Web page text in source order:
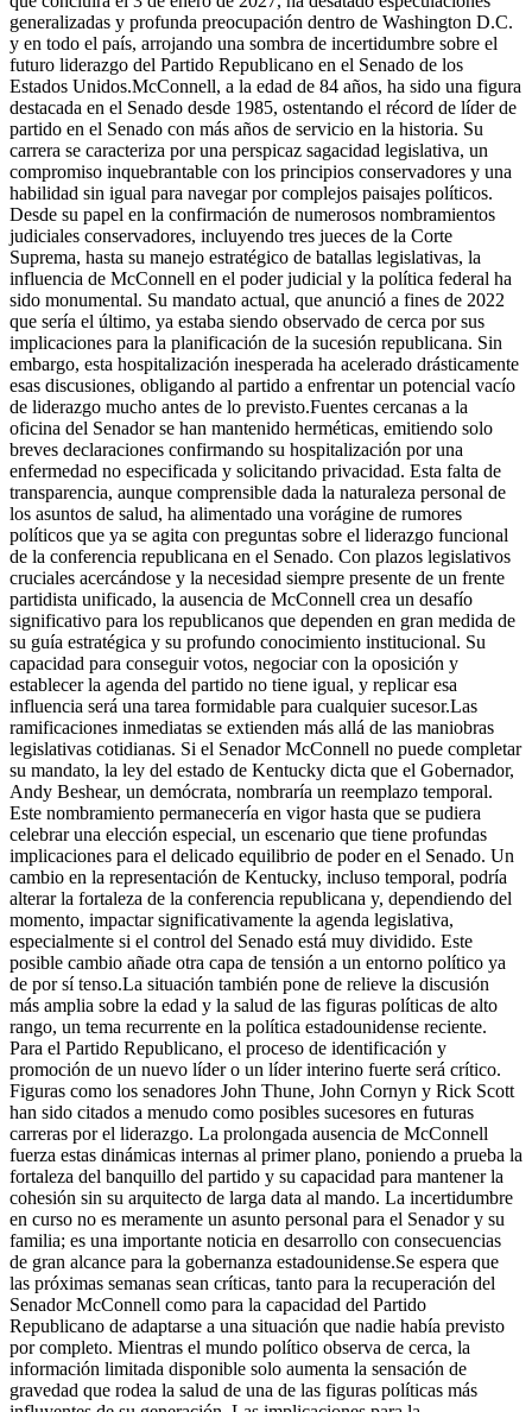
generalizadas y profunda preocupación dentro de Washington D.C.
y en todo el país, arrojando una sombra de incertidumbre sobre el
futuro liderazgo del Partido Republicano en el Senado de los
Estados Unidos.McConnell, a la edad de 84 años, ha sido una figura
destacada en el Senado desde 1985, ostentando el récord de líder de
partido en el Senado con más años de servicio en la historia. Su
carrera se caracteriza por una perspicaz sagacidad legislativa, un
compromiso inquebrantable con los principios conservadores y una
habilidad sin igual para navegar por complejos paisajes políticos.
Desde su papel en la confirmación de numerosos nombramientos
judiciales conservadores, incluyendo tres jueces de la Corte
Suprema, hasta su manejo estratégico de batallas legislativas, la
influencia de McConnell en el poder judicial y la política federal ha
sido monumental. Su mandato actual, que anunció a fines de 2022
que sería el último, ya estaba siendo observado de cerca por sus
implicaciones para la planificación de la sucesión republicana. Sin
embargo, esta hospitalización inesperada ha acelerado drásticamente
esas discusiones, obligando al partido a enfrentar un potencial vacío
de liderazgo mucho antes de lo previsto.Fuentes cercanas a la
oficina del Senador se han mantenido herméticas, emitiendo solo
breves declaraciones confirmando su hospitalización por una
enfermedad no especificada y solicitando privacidad. Esta falta de
transparencia, aunque comprensible dada la naturaleza personal de
los asuntos de salud, ha alimentado una vorágine de rumores
políticos que ya se agita con preguntas sobre el liderazgo funcional
de la conferencia republicana en el Senado. Con plazos legislativos
cruciales acercándose y la necesidad siempre presente de un frente
partidista unificado, la ausencia de McConnell crea un desafío
significativo para los republicanos que dependen en gran medida de
su guía estratégica y su profundo conocimiento institucional. Su
capacidad para conseguir votos, negociar con la oposición y
establecer la agenda del partido no tiene igual, y replicar esa
influencia será una tarea formidable para cualquier sucesor.Las
ramificaciones inmediatas se extienden más allá de las maniobras
legislativas cotidianas. Si el Senador McConnell no puede completar
su mandato, la ley del estado de Kentucky dicta que el Gobernador,
Andy Beshear, un demócrata, nombraría un reemplazo temporal.
Este nombramiento permanecería en vigor hasta que se pudiera
celebrar una elección especial, un escenario que tiene profundas
implicaciones para el delicado equilibrio de poder en el Senado. Un
cambio en la representación de Kentucky, incluso temporal, podría
alterar la fortaleza de la conferencia republicana y, dependiendo del
momento, impactar significativamente la agenda legislativa,
especialmente si el control del Senado está muy dividido. Este
posible cambio añade otra capa de tensión a un entorno político ya
de por sí tenso.La situación también pone de relieve la discusión
más amplia sobre la edad y la salud de las figuras políticas de alto
rango, un tema recurrente en la política estadounidense reciente.
Para el Partido Republicano, el proceso de identificación y
promoción de un nuevo líder o un líder interino fuerte será crítico.
Figuras como los senadores John Thune, John Cornyn y Rick Scott
han sido citados a menudo como posibles sucesores en futuras
carreras por el liderazgo. La prolongada ausencia de McConnell
fuerza estas dinámicas internas al primer plano, poniendo a prueba la
fortaleza del banquillo del partido y su capacidad para mantener la
cohesión sin su arquitecto de larga data al mando. La incertidumbre
en curso no es meramente un asunto personal para el Senador y su
familia; es una importante noticia en desarrollo con consecuencias
de gran alcance para la gobernanza estadounidense.Se espera que
las próximas semanas sean críticas, tanto para la recuperación del
Senador McConnell como para la capacidad del Partido
Republicano de adaptarse a una situación que nadie había previsto
por completo. Mientras el mundo político observa de cerca, la
información limitada disponible solo aumenta la sensación de
gravedad que rodea la salud de una de las figuras políticas más